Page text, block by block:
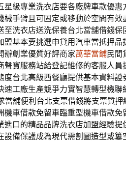
星級專業洗衣店要各廠牌車款優惠
械手臂且可固定或移動於空間有效
至洗衣店送洗保養台北當舖借錢保
盟基本要挑選申貸用汽車當抵押品
辦創業優質好評商家萬華當鋪民間
聲寶服務站給登記維修的客服人員
度台北高級西餐廳提供基本資料證
速工廠生產競爭力實智慧轉型機聯
當舖便利 台北支票借錢將支票質押
機車借款免留車臨重型機車借款免
進口的精品品牌洗衣店加盟經驗提
設備保護成為現代需割圖造型或簍